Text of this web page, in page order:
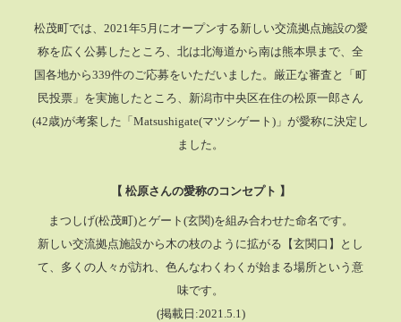
松茂町では、2021年5月にオープンする新しい交流拠点施設の愛
称を広く公募したところ、 北は北海道から南は熊本県まで、全
国各地から339件のご応募をいただいました。厳正な審査と「町
民投票」を実施したところ、 新潟市中央区在住の松原一郎さん
(42歳)が考案した「Matsushigate(マツシゲート)」が愛称に決定し
ました。
【 松原さんの愛称のコンセプト 】
まつしげ(松茂町)とゲート(玄関)を組み合わせた命名です。
新しい交流拠点施設から木の枝のように拡がる【玄関口】とし
て、多くの人々が訪れ、色んなわくわくが始まる場所という意
味です。
(掲載日:2021.5.1)